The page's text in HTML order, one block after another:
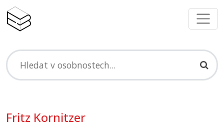
Fritz Kornitzer